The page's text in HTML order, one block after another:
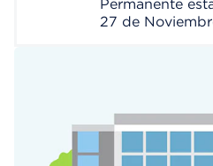
Permanente
27 de